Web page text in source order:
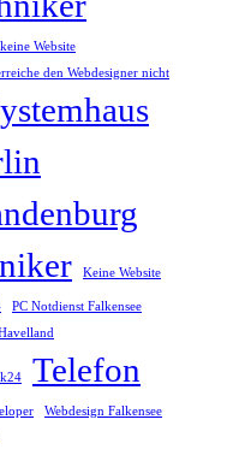
Website
den Webdesigner nicht
Keine Website
PC Notdienst Falkensee
Telefon
Webdesign Falkensee